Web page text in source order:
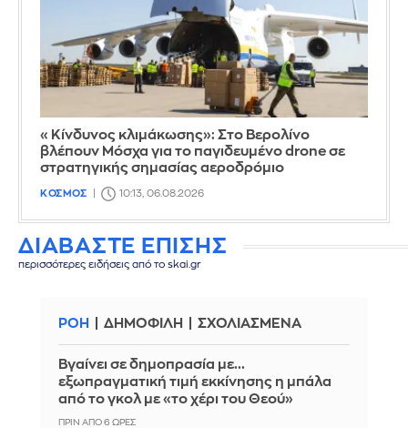
«Κίνδυνος κλιμάκωσης»: Στο Βερολίνο
βλέπουν Μόσχα για το παγιδευμένο drone σε
στρατηγικής σημασίας αεροδρόμιο
ΚΟΣΜΟΣ 10:13, 06.08.2026
ΔΙΑΒΑΣΤΕ ΕΠΙΣΗΣ
περισσότερες ειδήσεις από το skai.gr
ΡΟΗ ΔΗΜΟΦΙΛΗ ΣΧΟΛΙΑΣΜΕΝΑ
Βγαίνει σε δημοπρασία με...
εξωπραγματική τιμή εκκίνησης η μπάλα
από το γκολ με «το χέρι του Θεού»
ΠΡΙΝ ΑΠΌ 6 ΏΡΕΣ